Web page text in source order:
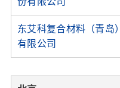
东艾科复合材料（青岛）
有限公司